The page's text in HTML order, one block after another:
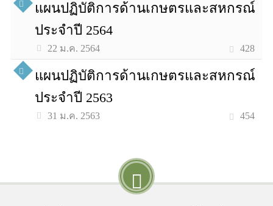
แผนปฏิบัติการด้านเกษตรและสหกรณ์
ประจำปี 2564
22 ม.ค. 2564 428
แผนปฏิบัติการด้านเกษตรและสหกรณ์
ประจำปี 2563
31 ม.ค. 2563 454